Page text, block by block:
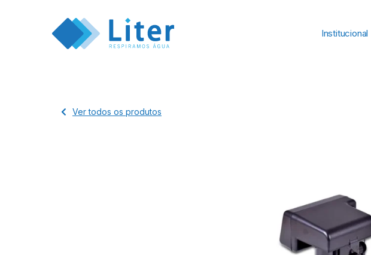
Institucional
Ver todos os produtos